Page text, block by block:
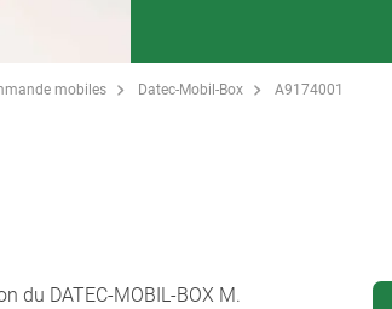
mobiles Datec-Mobil-Box A9174001
du DATEC-MOBIL-BOX M.